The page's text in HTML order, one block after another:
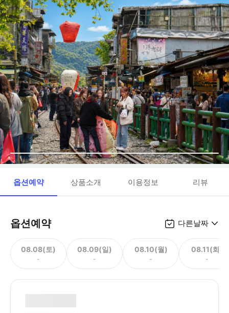
옵션예약 상품소개 이용정보 리뷰
옵션예약 다른날짜
08.08(토)
-
08.09(일)
-
08.10(월)
-
08.11(화)
-